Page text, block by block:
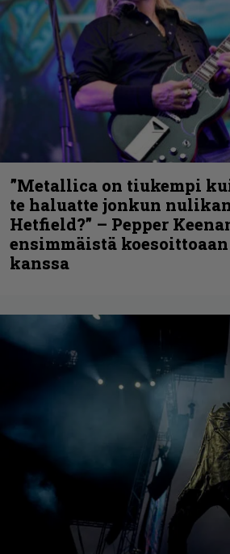
”Metallica on tiukempi
te haluatte jonkun
Hetfield?” – Pepper
ensimmäistä
kanssa